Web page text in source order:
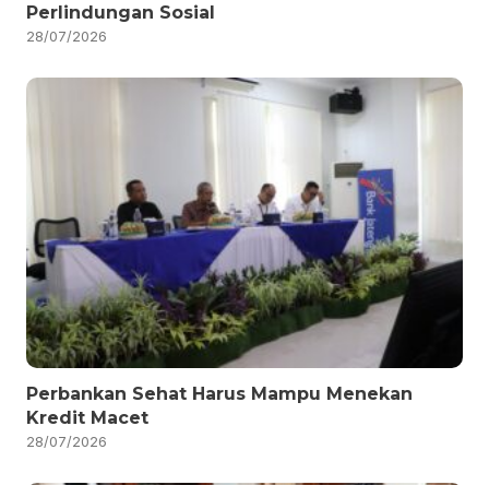
Perlindungan Sosial
28/07/2026
Perbankan Sehat Harus Mampu Menekan
Kredit Macet
28/07/2026